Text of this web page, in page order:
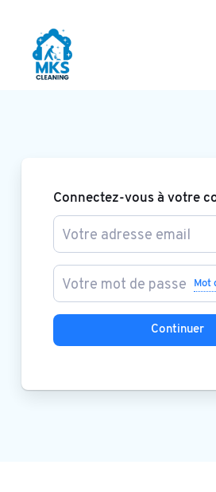
Compte
Connectez-vous à votre
Mot
Continuer